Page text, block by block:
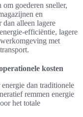
goederen sneller,
en
alleen lagere
efficiëntie, lagere
met
kosten
dan traditionele
remmen energie
het totale